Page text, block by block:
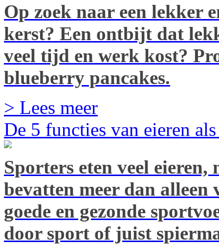
Op zoek naar een lekker
kerst? Een ontbijt dat
veel tijd en werk kost?
blueberry pancakes.
> Lees meer
De 5 functies van eieren
Sporters eten veel
bevatten meer dan alleen
goede en gezonde
door sport of juist